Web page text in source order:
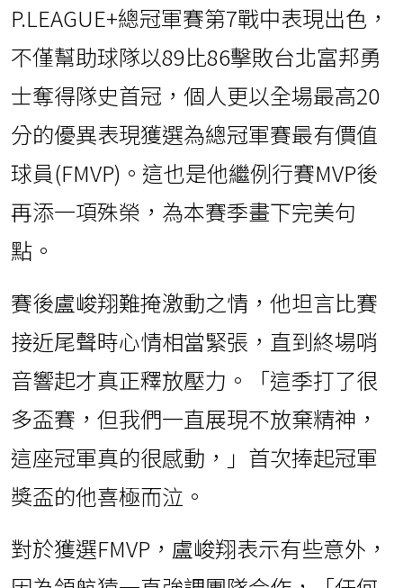
P.LEAGUE+總冠軍賽第7戰中表現出色，
不僅幫助球隊以89比86擊敗台北富邦勇
士奪得隊史首冠，個人更以全場最高20
分的優異表現獲選為總冠軍賽最有價值
球員(FMVP)。這也是他繼例行賽MVP後
再添一項殊榮，為本賽季畫下完美句
點。
賽後盧峻翔難掩激動之情，他坦言比賽
接近尾聲時心情相當緊張，直到終場哨
音響起才真正釋放壓力。「這季打了很
多盃賽，但我們一直展現不放棄精神，
這座冠軍真的很感動，」首次捧起冠軍
獎盃的他喜極而泣。
對於獲選FMVP，盧峻翔表示有些意外，